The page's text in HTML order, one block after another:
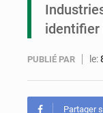
identifier
PUBLIÉ PAR le:
Partager